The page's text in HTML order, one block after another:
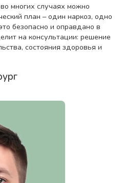
многих случаях можно
план – один наркоз, одно
безопасно и оправдано в
на консультации: решение
состояния здоровья и